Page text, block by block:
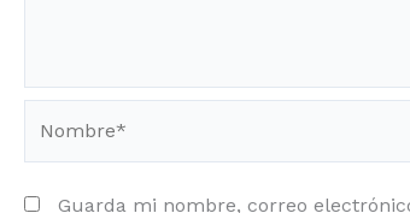
Guarda mi nombre, correo